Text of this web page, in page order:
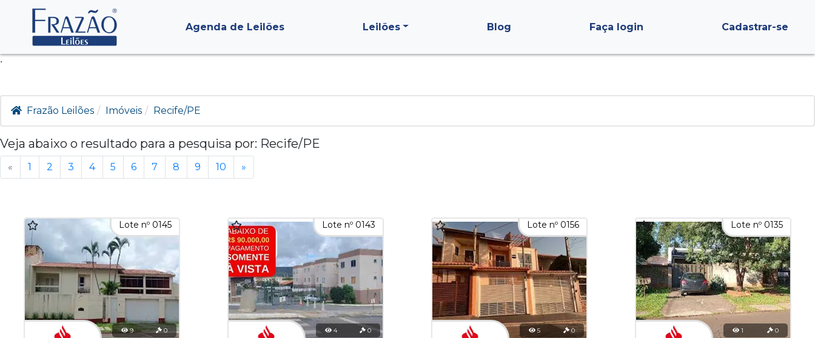
.
Agenda de Leilões Leilões Blog Faça login Cadastrar-se
Frazão Leilões Imóveis Recife/PE
Veja abaixo o resultado para a pesquisa por: Recife/PE
« 1 2 3 4 5 6 7 8 9 10 »
Lote nº 0145
9 0
Lote nº 0143
4 0
Lote nº 0156
5 0
Lote nº 0135
1 0